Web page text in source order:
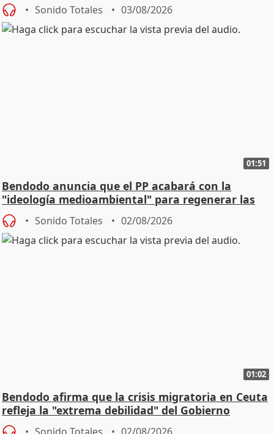
Sonido Totales 03/08/2026
01:51
Bendodo anuncia que el PP acabará con la
"ideología medioambiental" para regenerar las
playas
Sonido Totales 02/08/2026
01:02
Bendodo afirma que la crisis migratoria en Ceuta
refleja la "extrema debilidad" del Gobierno